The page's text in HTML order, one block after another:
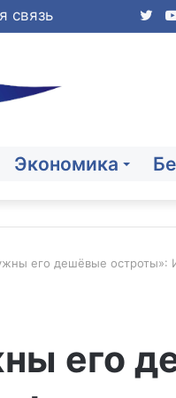
связь
Экономика
его дешёвые остроты»:
его